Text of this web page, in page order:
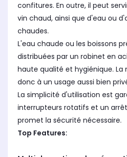
confitures. En outre, il peut
vin chaud, ainsi que d'eau ou
chaudes.
L'eau chaude ou les boissons
distribuées par un robinet en
haute qualité et hygiénique.
donc à un usage aussi bien
La simplicité d'utilisation est
interrupteurs rotatifs et un
promet la sécurité nécessaire.
Top Features: